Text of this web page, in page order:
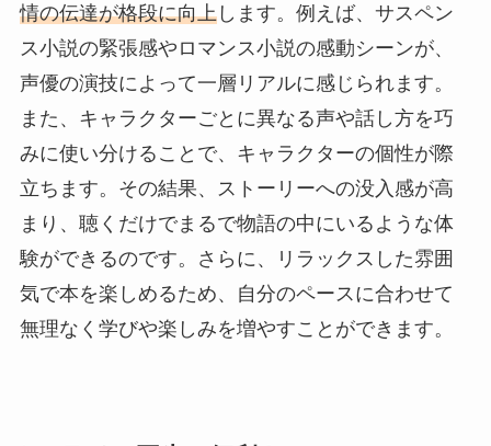
情の伝達が格段に向上します。例えば、サスペン
ス小説の緊張感やロマンス小説の感動シーンが、
声優の演技によって一層リアルに感じられます。
また、キャラクターごとに異なる声や話し方を巧
みに使い分けることで、キャラクターの個性が際
立ちます。その結果、ストーリーへの没入感が高
まり、聴くだけでまるで物語の中にいるような体
験ができるのです。さらに、リラックスした雰囲
気で本を楽しめるため、自分のペースに合わせて
無理なく学びや楽しみを増やすことができます。